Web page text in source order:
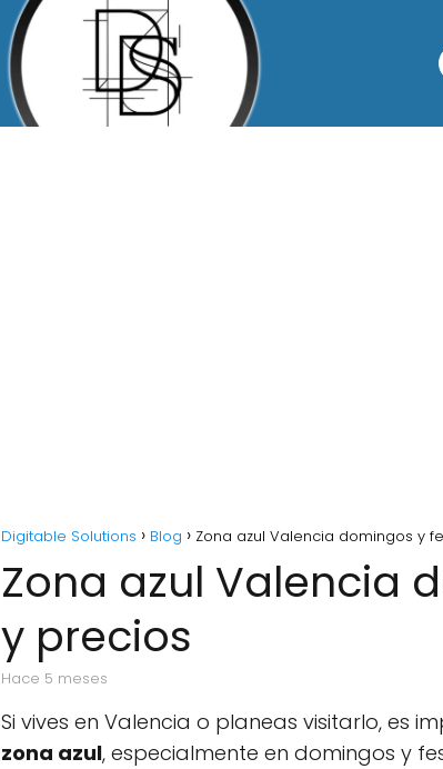
Digitable Solutions Blog Zona azul Valencia domingos y
Zona azul Valencia
y precios
hace 5 meses
Si vives en Valencia o planeas visitarlo, es
zona azul, especialmente en domingos y